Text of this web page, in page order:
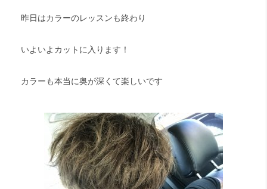
昨日はカラーのレッスンも終わり
いよいよカットに入ります！
カラーも本当に奥が深くて楽しいです